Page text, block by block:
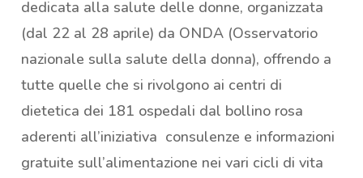
dedicata alla salute delle donne, organizzata
(dal 22 al 28 aprile) da ONDA (Osservatorio
nazionale sulla salute della donna), offrendo a
tutte quelle che si rivolgono ai centri di
dietetica dei 181 ospedali dal bollino rosa
aderenti all’iniziativa consulenze e informazioni
gratuite sull’alimentazione nei vari cicli di vita